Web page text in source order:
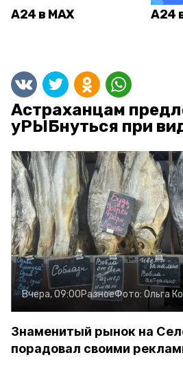
А24 в MAX А24
Астраханцам
уРЫБнуться при
Вчера, 09:00РазноеФото: Ольга
Знаменитый рынок на
порадовал своими